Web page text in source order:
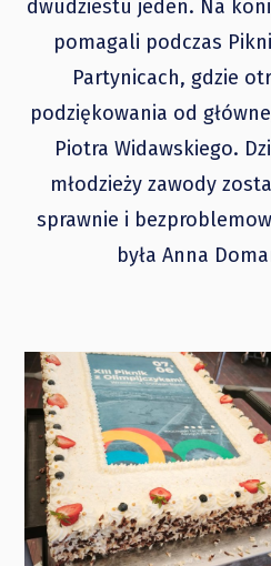
dwudziestu jeden. Na
pomagali podczas
Partynicach, gdzie
podziękowania od
Piotra Widawskiego.
młodzieży zawody
sprawnie i
była Anna